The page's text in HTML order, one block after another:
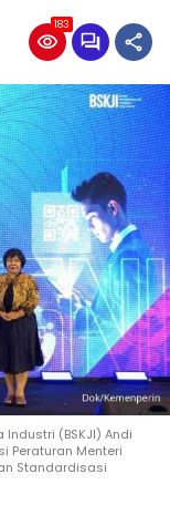
183
(BSKJI) Andi
Peraturan Menteri
Standardisasi